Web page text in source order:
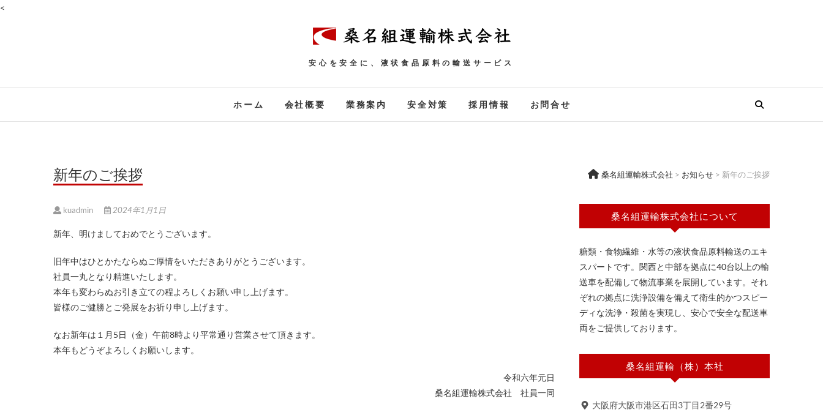
<
安心を安全に、液状食品原料の輸送サービス
ホーム 会社概要 業務案内 安全対策 採用情報 お問合せ
新年のご挨拶 桑名組運輸株式会社 > お知らせ > 新年のご挨拶
kuadmin 2024年1月1日
新年、明けましておめでとうございます。
旧年中はひとかたならぬご厚情をいただきありがとうございます。
社員一丸となり精進いたします。
本年も変わらぬお引き立ての程よろしくお願い申し上げます。
皆様のご健勝とご発展をお祈り申し上げます。
なお新年は１月5日（金）午前8時より平常通り営業させて頂きます。
本年もどうぞよろしくお願いします。
令和六年元日
桑名組運輸株式会社 社員一同
桑名組運輸株式会社について
糖類・食物繊維・水等の液状食品原料輸送のエキ
スパートです。関西と中部を拠点に40台以上の輸
送車を配備して物流事業を展開しています。それ
ぞれの拠点に洗浄設備を備えて衛生的かつスピー
ディな洗浄・殺菌を実現し、安心で安全な配送車
両をご提供しております。
桑名組運輸（株）本社
大阪府大阪市港区石田3丁目2番29号